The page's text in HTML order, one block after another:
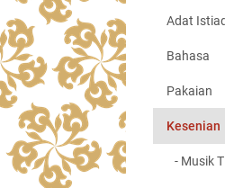
Adat
Bahasa
Pakaian
Kesenian
- Musik